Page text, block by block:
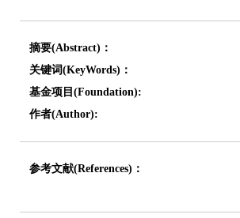
摘要(Abstract)：
关键词(KeyWords)：
基金项目(Foundation):
作者(Author):
参考文献(References)：